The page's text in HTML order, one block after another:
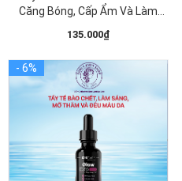
Căng Bóng, Cấp Ẩm Và Làm
135.000₫